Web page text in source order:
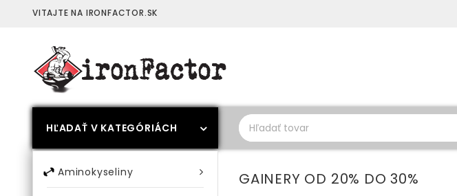
VITAJTE NA IRONFACTOR.SK
HĽADAŤ V KATEGÓRIÁCH
GAINERY OD 20% DO 30%
Aminokyseliny